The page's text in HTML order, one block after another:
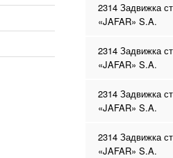
2314 Задвижка
«JAFAR» S.A.
2314 Задвижка
«JAFAR» S.A.
2314 Задвижка
«JAFAR» S.A.
2314 Задвижка
«JAFAR» S.A.